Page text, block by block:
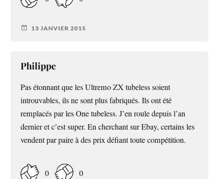
13 JANVIER 2015
Philippe
Pas étonnant que les Ultremo ZX tubeless soient
introuvables, ils ne sont plus fabriqués. Ils ont été
remplacés par les One tubeless. J’en roule depuis l’an
dernier et c’est super. En cherchant sur Ebay, certains les
vendent par paire à des prix défiant toute compétition.
0 0